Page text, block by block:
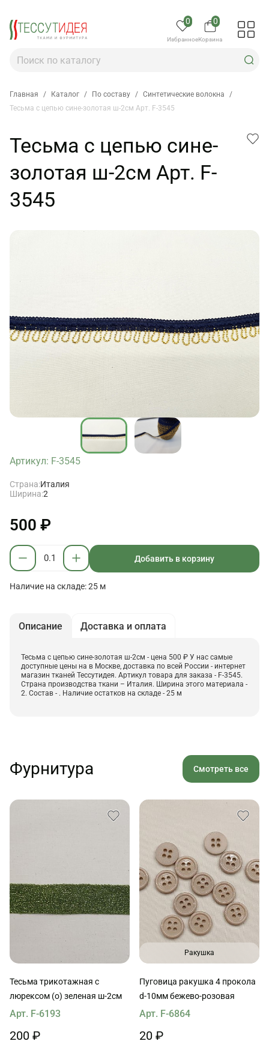
0
Избранное
0
Корзина
Главная / Каталог / По составу / Синтетические волокна
/
Тесьма с цепью сине-золотая ш-2см Арт. F-3545
Тесьма с цепью сине-
золотая ш-2см Арт. F-
3545
Артикул: F-3545
Страна:Италия
Ширина:2
500 ₽
Добавить в корзину
Наличие на складе: 25 м
Описание Доставка и оплата
Тесьма с цепью сине-золотая ш-2см - цена 500 ₽ У нас самые
доступные цены на в Москве, доставка по всей России - интернет
магазин тканей Тессутидея. Артикул товара для заказа - F-3545.
Страна производства ткани – Италия. Ширина этого материала -
2. Состав - . Наличие остатков на складе - 25 м
Фурнитура Смотреть все
Тесьма трикотажная с
люрексом (о) зеленая ш-2см
Арт. F-6193
200 ₽
Ракушка
Пуговица ракушка 4 прокола
d-10мм бежево-розовая
Арт. F-6864
20 ₽